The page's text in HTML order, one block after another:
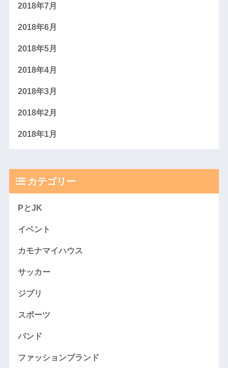
2018年7月
2018年6月
2018年5月
2018年4月
2018年3月
2018年2月
2018年1月
カテゴリー
PとJK
イベント
カモナマイハウス
サッカー
ジブリ
スポーツ
バンド
ファッションブランド